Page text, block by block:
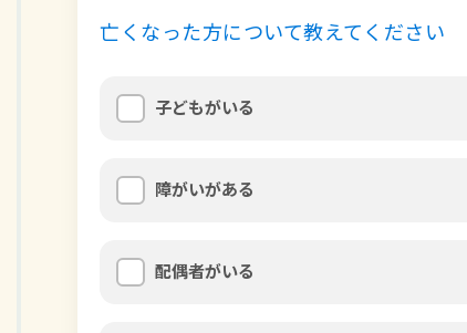
亡くなった方について教えてください
子どもがいる
障がいがある
配偶者がいる